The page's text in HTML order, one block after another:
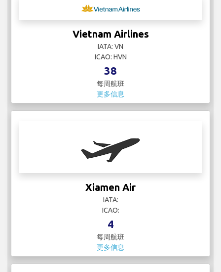
Vietnam Airlines
IATA: VN
ICAO: HVN
38
每周航班
更多信息
Xiamen Air
IATA:
ICAO:
4
每周航班
更多信息